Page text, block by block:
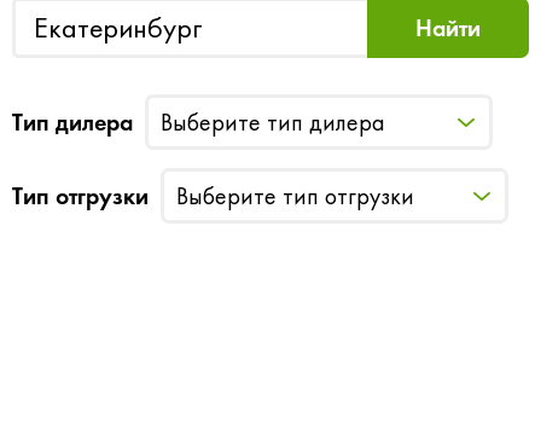
Тип дилера Выберите тип дилера
Тип отгрузки Выберите тип отгрузки